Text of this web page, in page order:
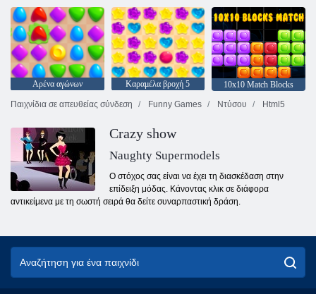
Αρένα αγώνων Καραμέλα βροχή 5
10x10 Match Blocks
Παιχνίδια σε απευθείας σύνδεση
Funny Games Ντύσου Html5
Crazy show
Naughty Supermodels
Ο στόχος σας είναι να έχει τη διασκέδαση στην
επίδειξη μόδας. Κάνοντας κλικ σε διάφορα
αντικείμενα με τη σωστή σειρά θα δείτε συναρπαστική δράση.